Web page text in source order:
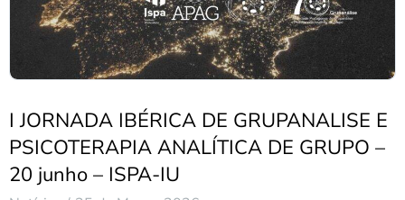
I JORNADA IBÉRICA DE GRUPANALISE E
PSICOTERAPIA ANALÍTICA DE GRUPO –
20 junho – ISPA-IU